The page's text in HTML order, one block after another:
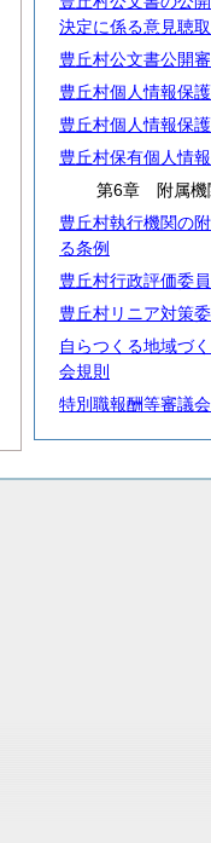
決定に係る意見聴
豊丘村公文書公開
豊丘村個人情報保
豊丘村個人情報保
豊丘村保有個人情
第6章 附属機
豊丘村執行機関の
る条例
豊丘村行政評価委
豊丘村リニア対策
自らつくる地域づ
会規則
特別職報酬等審議